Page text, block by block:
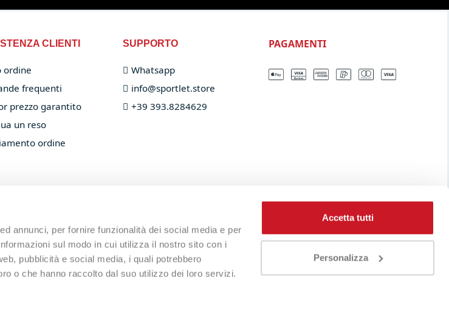
annunci, per fornire funzionalità dei social media e per
sul modo in cui utilizza il nostro sito con i
pubblicità e social media, i quali potrebbero
o che hanno raccolto dal suo utilizzo dei loro servizi.
Accetta tutti
Personalizza
CLIENTI
ordine
frequenti
prezzo garantito
un reso
ordine
SUPPORTO
Whatsapp
info@sportlet.store​
+39 393.8284629
PAGAMENTI